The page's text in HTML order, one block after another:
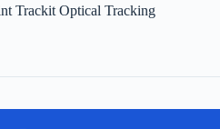
Trackit Optical Tracking